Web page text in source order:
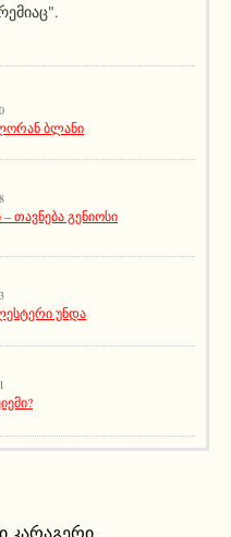
ბლანი
თავნება გენიოსი
უნდა
კარაგერი